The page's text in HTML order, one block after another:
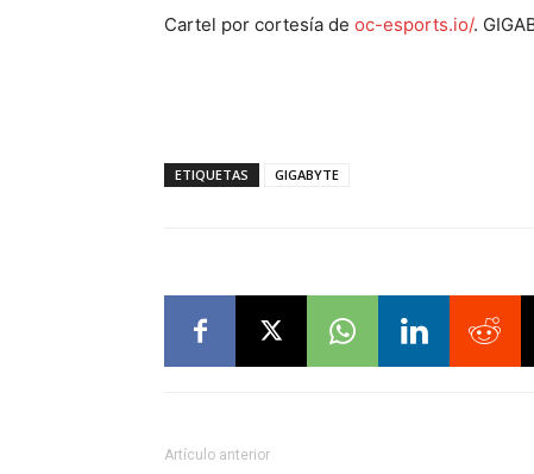
Cartel por cortesía de oc-esports.io/.
ETIQUETAS GIGABYTE
Artículo anterior